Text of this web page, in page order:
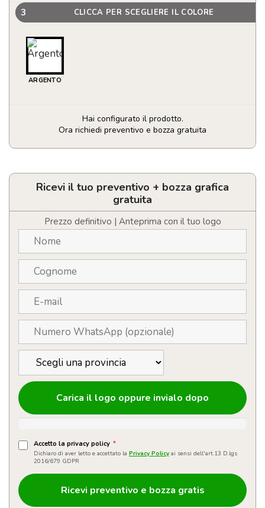
3 CLICCA PER SCEGLIERE IL COLORE
ARGENTO
Hai configurato il prodotto.
Ora richiedi preventivo e bozza gratuita
Boccale
cocktail
personalizzabile
con
manico
quantità
Ricevi il tuo preventivo + bozza grafica
gratuita
Prezzo definitivo | Anteprima con il tuo logo
Carica il logo oppure invialo dopo
Accetto la privacy policy *
Dichiaro di aver letto e accettato la Privacy Policy ai sensi dell'art.13 D.lgs
2016/679 GDPR